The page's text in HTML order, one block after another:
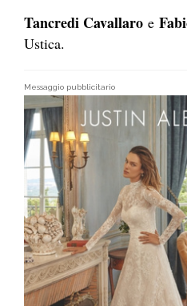
Tancredi Cavallaro e
Ustica.
Messaggio pubblicitario